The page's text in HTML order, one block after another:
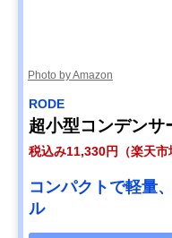
Photo by Amazon
RODE
超小型コンデン
税込み11,330円（楽天市
コンパクトで軽量
ル